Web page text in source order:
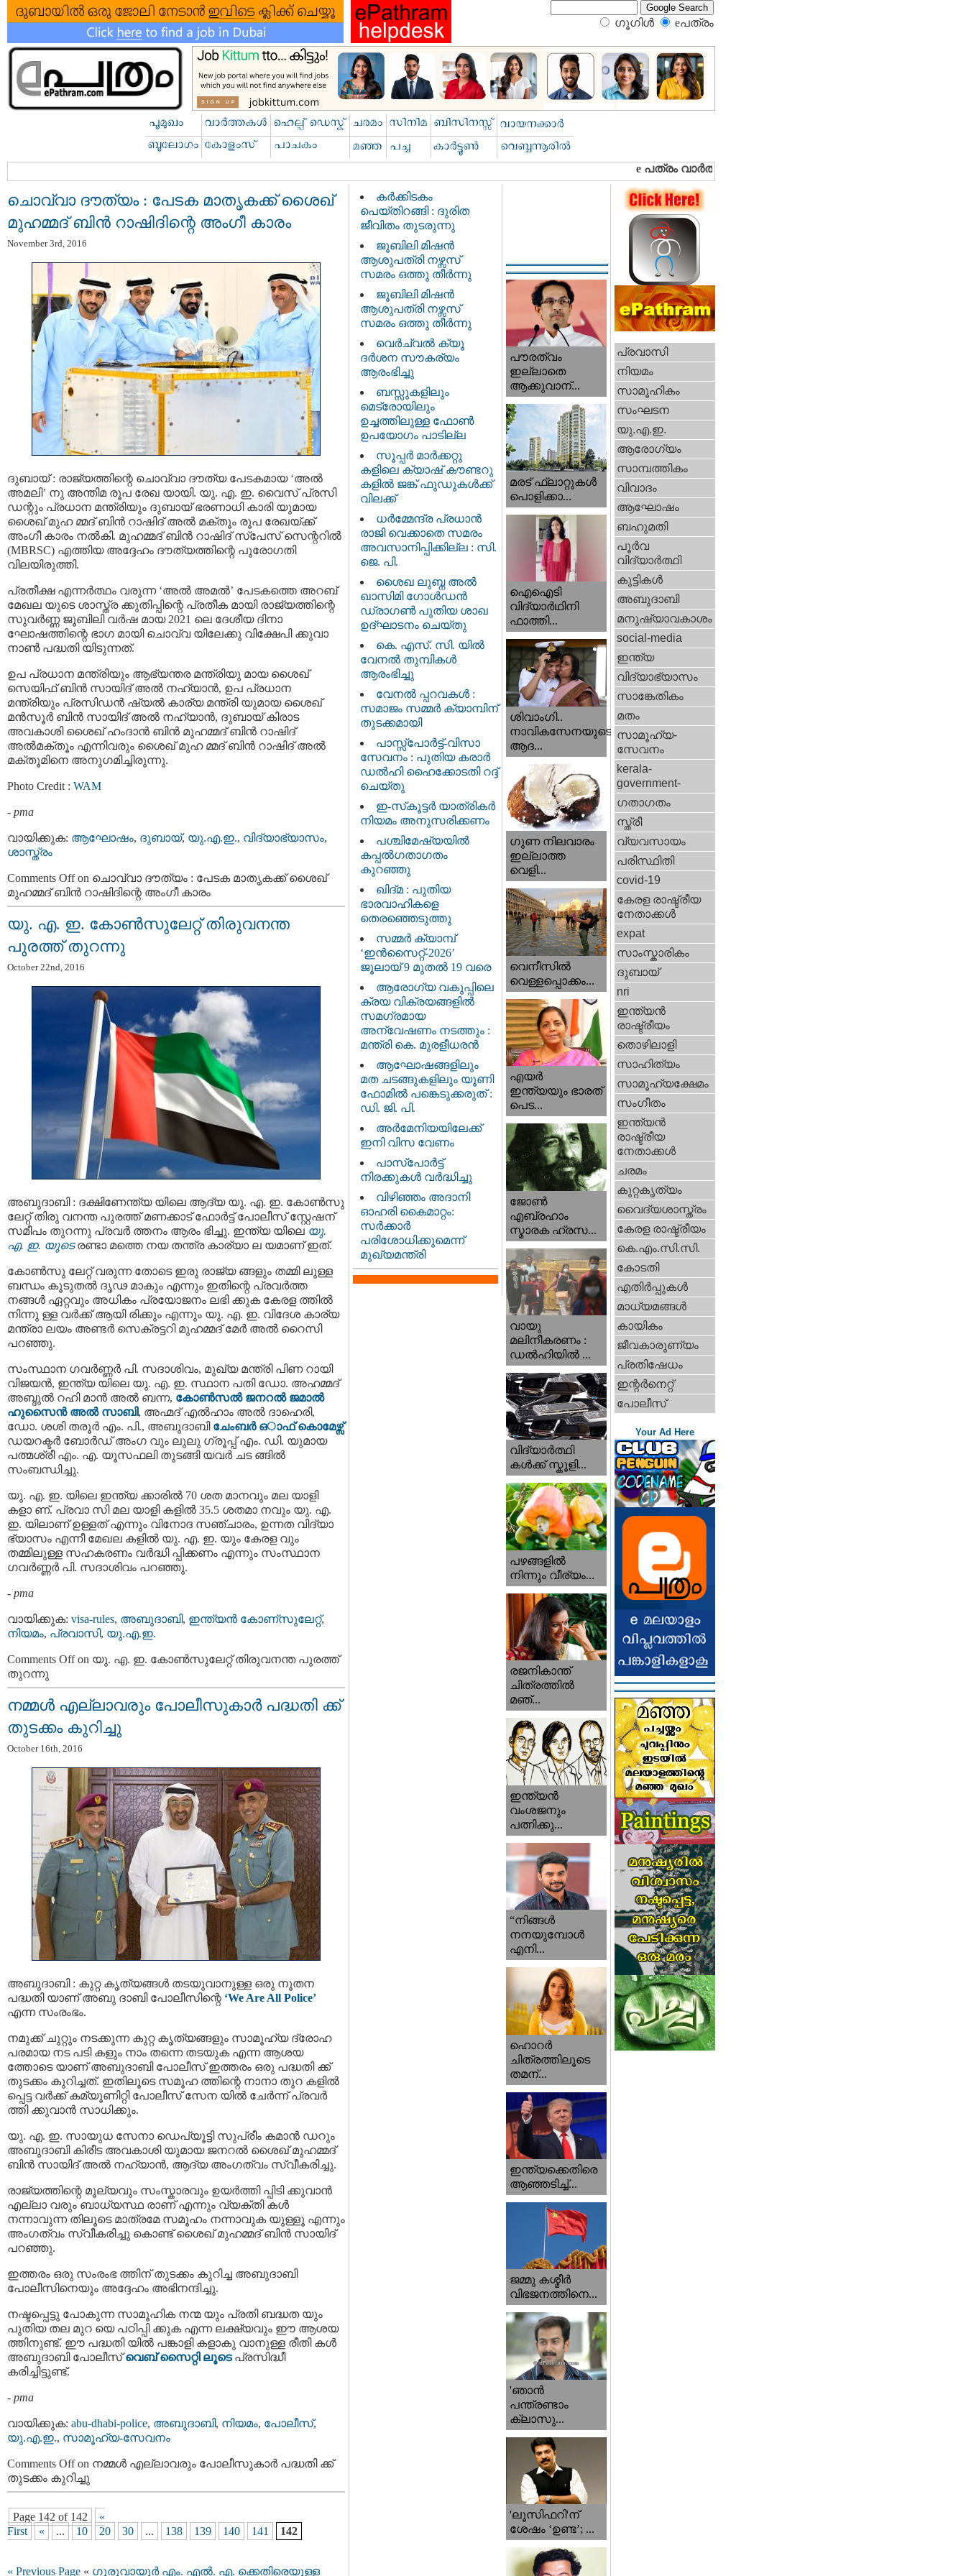
ഗൂഗിള്‍ eപത്രം‍
ചൊവ്വാ ദൗത്യം : പേടക മാതൃകക്ക് ശൈഖ്
മുഹമ്മദ് ബിന്‍ റാഷിദിന്റെ അംഗീ കാരം
November 3rd, 2016
ദുബായ് : രാജ്യത്തിന്റെ ചൊവ്വാ ദൗത്യ പേടകമായ ‘അല്‍
അമലി’ നു അന്തിമ രൂപ രേഖ യായി. യു. എ. ഇ. വൈസ് പ്രസി
ഡന്റും പ്രധാന മന്ത്രിയും ദുബായ് ഭരണാധി കാരി യുമായ
ശൈഖ് മുഹ മ്മദ് ബിന്‍ റാഷിദ് അല്‍ മക്തൂം രൂപ രേഖയ്ക്ക്
അംഗീ കാരം നല്‍കി. മുഹമ്മദ് ബിൻ റാഷിദ് സ്‌പേസ് സെന്ററിൽ
(MBRSC) എത്തിയ അദ്ദേഹം ദൗത്യത്തിന്റെ പുരോഗതി
വിലയിരുത്തി.
പ്രതീക്ഷ എന്നര്‍ത്ഥം വരുന്ന ‘അല്‍ അമല്‍’ പേടകത്തെ അറബ്
മേഖല യുടെ ശാസ്ത്ര ക്കുതിപ്പിന്റെ പ്രതീക മായി രാജ്യത്തിന്റെ
സുവര്‍ണ്ണ ജൂബിലി വര്‍ഷ മായ 2021 ലെ ദേശീയ ദിനാ
ഘോഷത്തിന്റെ ഭാഗ മായി ചൊവ്വ യിലേക്കു വിക്ഷേപി ക്കുവാ
നാണ്‍ പദ്ധതി യിടുന്നത്.
ഉപ പ്രധാന മന്ത്രിയും ആഭ്യന്തര മന്ത്രിയു മായ ശൈഖ്
സെയിഫ് ബിൻ സായിദ് അൽ നഹ്യാൻ, ഉപ പ്രധാന
മന്ത്രിയും പ്രസിഡൻ ഷ്യൽ കാര്യ മന്ത്രി യുമായ ശൈഖ്
മന്‍സൂര്‍ ബിന്‍ സായിദ് അൽ നഹ്യാൻ, ദുബായ് കിരാട
അവകാശി ശൈഖ് ഹംദാൻ ബിൻ മുഹമ്മദ് ബിൻ റാഷിദ്
അൽമക്‌തൂം എന്നിവരും ശൈഖ് മുഹ മ്മദ് ബിന്‍ റാഷിദ് അല്‍
മക്തൂമിനെ അനുഗമിച്ചിരുന്നു.
Photo Credit : WAM
- pma
വായിക്കുക: ആഘോഷം, ദുബായ്‌, യു.എ.ഇ., വിദ്യാഭ്യാസം,
ശാസ്ത്രം
Comments Offon ചൊവ്വാ ദൗത്യം : പേടക മാതൃകക്ക് ശൈഖ്
മുഹമ്മദ് ബിന്‍ റാഷിദിന്റെ അംഗീ കാരം
യു. എ. ഇ. കോണ്‍സുലേറ്റ് തിരുവനന്ത
പുരത്ത് തുറന്നു
October 22nd, 2016
അബുദാബി : ദക്ഷിണേന്ത്യ യിലെ ആദ്യ യു. എ. ഇ. കോണ്‍സു
ലേറ്റ് തിരു വനന്ത പുരത്ത് മണക്കാട് ഫോര്‍ട്ട് പോലീസ് സ്റ്റേഷന്
സമീപം തുറന്നു പ്രവര്‍ ത്തനം ആരം ഭിച്ചു. ഇന്ത്യ യിലെ യു.
എ. ഇ. യുടെ രണ്ടാ മത്തെ നയ തന്ത്ര കാര്യാ ല യമാണ് ഇത്.
കോണ്‍സു ലേറ്റ് വരുന്ന തോടെ ഇരു രാജ്യ ങ്ങളും തമ്മി ലുള്ള
ബന്ധം കൂടുതല്‍ ദൃഢ മാകും എന്നും ഇതിന്റെ പ്രവര്‍ത്ത
നങ്ങള്‍ ഏറ്റവും അധികം പ്രയോജനം ലഭി ക്കുക കേരള ത്തില്‍
നിന്നു ള്ള വര്‍ക്ക് ആയി രിക്കും എന്നും യു. എ. ഇ. വിദേശ കാര്യ
മന്ത്രാ ലയം അണ്ടര്‍ സെക്രട്ടറി മുഹമ്മദ് മേര്‍ അല്‍ റൈസി
പറഞ്ഞു.
സംസ്ഥാന ഗവർണ്ണർ പി. സദാശിവം, മുഖ്യ മന്ത്രി പിണ റായി
വിജയന്‍, ഇന്ത്യ യിലെ യു. എ. ഇ. സ്ഥാന പതി ഡോ. അഹമ്മദ്
അബ്ദുല്‍ റഹി മാന്‍ അല്‍ ബന്ന, കോണ്‍സല്‍ ജനറല്‍ ജമാല്‍
ഹുസൈന്‍ അല്‍ സാബി, അഹ്മദ് എല്‍ഹാം അല്‍ ദാഹെരി,
ഡോ. ശശി തരൂര്‍ എം. പി., അബുദാബി ചേംബര്‍ ഒാഫ് കൊമേഴ്സ്
ഡയറക്ടര്‍ ബോര്‍ഡ് അംഗ വും ലുലു ഗ്രൂപ്പ് എം. ഡി. യുമായ
പത്മശ്രീ എം. എ. യൂസഫലി തുടങ്ങി യവര്‍ ചട ങ്ങില്‍
സംബന്ധിച്ചു.
യു. എ. ഇ. യിലെ ഇന്ത്യ ക്കാരില്‍ 70 ശത മാനവും മല യാളി
കളാ ണ്. പ്രവാ സി മല യാളി കളില്‍ 35.5 ശതമാ നവും യു. എ.
ഇ. യിലാണ് ഉള്ളത് എന്നും വിനോദ സഞ്ചാരം, ഉന്നത വിദ്യാ
ഭ്യാസം എന്നീ മേഖല കളില്‍ യു. എ. ഇ. യും കേരള വും
തമ്മിലുള്ള സഹകരണം വര്‍ദ്ധി പ്പിക്കണം എന്നും സംസ്ഥാന
ഗവർണ്ണർ പി. സദാശിവം പറഞ്ഞു.
- pma
വായിക്കുക: visa-rules, അബുദാബി, ഇന്ത്യന്‍ കോണ്സുലേറ്റ്,
നിയമം, പ്രവാസി, യു.എ.ഇ.
Comments Offon യു. എ. ഇ. കോണ്‍സുലേറ്റ് തിരുവനന്ത പുരത്ത്
തുറന്നു
നമ്മൾ എല്ലാവരും പോലീസുകാർ പദ്ധതി ക്ക്
തുടക്കം കുറിച്ചു
October 16th, 2016
അബുദാബി : കുറ്റ കൃത്യങ്ങൾ തടയുവാനുള്ള ഒരു നൂതന
പദ്ധതി യാണ് അബു ദാബി പോലീസിന്റെ ‘We Are All Police’
എന്ന സംരംഭം.
നമുക്ക് ചുറ്റും നടക്കുന്ന കുറ്റ കൃത്യങ്ങളും സാമൂഹ്യ ദ്രോഹ
പരമായ നട പടി കളും നാം തന്നെ തടയുക എന്ന ആശയ
ത്തോടെ യാണ് അബുദാബി പോലീസ് ഇത്തരം ഒരു പദ്ധതി ക്ക്
തുടക്കം കുറിച്ചത്. ഇതിലൂടെ സമൂഹ ത്തിന്റെ നാനാ തുറ കളിൽ
പ്പെട്ട വർക്ക് കമ്യൂണിറ്റി പോലീസ് സേന യിൽ ചേർന്ന് പ്രവർ
ത്തി ക്കുവാൻ സാധിക്കും.
യു. എ. ഇ. സായുധ സേനാ ഡെപ്യൂട്ടി സുപ്രീം കമാന്‍ ഡറും
അബുദാബി കിരീട അവകാശി യുമായ ജനറല്‍ ശൈഖ് മുഹമ്മദ്
ബിന്‍ സായിദ് അല്‍ നഹ്യാൻ, ആദ്യ അംഗത്വം സ്വീകരിച്ചു.
രാജ്യത്തിന്റെ മൂല്യവും സംസ്കാരവും ഉയർത്തി പ്പിടി ക്കുവാൻ
എല്ലാ വരും ബാധ്യസ്ഥ രാണ് എന്നും വ്യക്തി കൾ
നന്നാവുന്ന തിലൂടെ മാത്രമേ സമൂഹം നന്നാവുക യുള്ളൂ എന്നും
അംഗത്വം സ്വീകരിച്ചു കൊണ്ട് ശൈഖ് മുഹമ്മദ് ബിൻ സായിദ്
പറഞ്ഞു.
ഇത്തരം ഒരു സംരംഭ ത്തിന് തുടക്കം കുറിച്ച അബുദാബി
പോലീസിനെയും അദ്ദേഹം അഭിനന്ദിച്ചു.
നഷ്ടപ്പെട്ടു പോകുന്ന സാമൂഹിക നന്മ യും പ്രതി ബദ്ധത യും
പുതിയ തല മുറ യെ പഠിപ്പി ക്കുക എന്ന ലക്ഷ്യവും ഈ ആശയ
ത്തിനുണ്ട്. ഈ പദ്ധതി യിൽ പങ്കാളി കളാകു വാനുള്ള രീതി കൾ
അബുദാബി പോലീസ്വെബ് സൈറ്റി ലൂടെ പ്രസിദ്ധീ
കരിച്ചിട്ടുണ്ട്.
- pma
വായിക്കുക: abu-dhabi-police, അബുദാബി, നിയമം, പോലീസ്,
യു.എ.ഇ., സാമൂഹ്യ-സേവനം
Comments Offon നമ്മൾ എല്ലാവരും പോലീസുകാർ പദ്ധതി ക്ക്
തുടക്കം കുറിച്ചു
Page 142 of 142
«
First
« ... 10 20 30 ... 138 139 140 141 142
« Previous Page « ഗുരുവായൂര്‍ എം. എല്‍. എ. ക്കെതിരെയുള്ള
കർക്കിടകം
പെയ്തിറങ്ങി : ദുരിത
ജീവിതം തുടരുന്നു
ജൂബിലി മിഷൻ
ആശുപത്രി നഴ്സസ്
സമരം ഒത്തു തീർന്നു
ജൂബിലി മിഷൻ
ആശുപത്രി നഴ്സസ്
സമരം ഒത്തു തീർന്നു
വെര്‍ച്വല്‍ ക്യൂ
ദര്‍ശന സൗകര്യം
ആരംഭിച്ചു
ബസ്സുകളിലും
മെട്രോയിലും
ഉച്ചത്തിലുള്ള ഫോൺ
ഉപയോഗം പാടില്ല
സൂപ്പർ മാർക്കറ്റു
കളിലെ ക്യാഷ് കൗണ്ടറു
കളിൽ ജങ്ക് ഫുഡുകൾക്ക്
വിലക്ക്
ധര്‍മ്മേന്ദ്ര പ്രധാൻ
രാജി വെക്കാതെ സമരം
അവസാനിപ്പിക്കില്ല : സി.
ജെ. പി.
ശൈഖ ലുബ്ന അൽ
ഖാസിമി ഗോൾഡൻ
ഡ്രാഗൺ പുതിയ ശാഖ
ഉദ്ഘാടനം ചെയ്തു
കെ. എസ്. സി. യിൽ
വേനൽ തുമ്പികൾ
ആരംഭിച്ചു
വേനൽ പ്പറവകൾ :
സമാജം സമ്മർ ക്യാമ്പിന്
തുടക്കമായി
പാസ്സ്പോർട്ട്-വിസാ
സേവനം : പുതിയ കരാർ
ഡൽഹി ഹൈക്കോടതി റദ്ദ്
ചെയ്തു
ഇ-സ്‌കൂട്ടർ യാത്രികർ
നിയമം അനുസരിക്കണം
പശ്ചിമേഷ്യയിൽ
കപ്പൽഗതാഗതം
കുറഞ്ഞു
ഖിദ്മ : പുതിയ
ഭാരവാഹികളെ
തെരഞ്ഞെടുത്തു
സമ്മർ ക്യാമ്പ്
‘ഇൻസൈറ്റ്-2026’
ജൂലായ് 9 മുതൽ 19 വരെ
ആരോഗ്യ വകുപ്പിലെ
ക്രയ വിക്രയങ്ങളിൽ
സമഗ്രമായ
അന്വേഷണം നടത്തും :
മന്ത്രി കെ. മുരളീധരൻ
ആഘോഷങ്ങളിലും
മത ചടങ്ങുകളിലും യൂണി
ഫോമിൽ പങ്കെടുക്കരുത് :
ഡി. ജി. പി.
അർമേനിയയിലേക്ക്
ഇനി വിസ വേണം
പാസ്‌പോർട്ട്
നിരക്കുകൾ വർദ്ധിച്ചു
വിഴിഞ്ഞം അദാനി
ഓഹരി കൈമാറ്റം:
സർക്കാർ
പരിശോധിക്കുമെന്ന്
മുഖ്യമന്ത്രി
പൗരത്വം
ഇല്ലാതെ
ആക്കുവാന്...
മരട് ഫ്ലാറ്റുകൾ
പൊളിക്കാ...
ഐഐടി
വിദ്യാര്‍ഥിനി
ഫാത്തി...
ശിവാംഗി..
നാവികസേനയുടെ
ആദ...
ഗുണ നിലവാരം
ഇല്ലാത്ത
വെളി...
വെനീസില്‍
വെള്ളപ്പൊക്കം...
എയര്‍
ഇന്ത്യയും ഭാരത്
പെട...
ജോണ്‍
എബ്രഹാം
സ്മാരക ഹ്രസ...
വായു
മലിനീകരണം :
ഡൽഹിയിൽ ...
വിദ്യാർത്ഥി
കൾക്ക് സ്കൂളി...
പഴങ്ങളില്‍
നിന്നും വീര്യം...
രജനികാന്ത്
ചിത്രത്തിൽ
മഞ്...
ഇന്ത്യൻ
വംശജനും
പത്നിക്കു...
“നിങ്ങള്‍
നനയുമ്പോള്‍
എനി...
ഹൊറര്‍
ചിത്രത്തിലൂടെ
തമന്...
ഇന്ത്യക്കെതിരെ
ആഞ്ഞടിച്ച്...
ജമ്മു കശ്മീ‍ർ
വിഭജനത്തിനെ...
'ഞാന്‍
പന്ത്രണ്ടാം
ക്ലാസു...
'ലൂസിഫറി'ന്
ശേഷം ‘ഉണ്ട’; ...
പ്രവാസി
നിയമം
സാമൂഹികം
സംഘടന
യു.എ.ഇ.
ആരോഗ്യം
സാമ്പത്തികം
വിവാദം
ആഘോഷം
ബഹുമതി
പൂര്‍വ
വിദ്യാര്‍ത്ഥി
കുട്ടികള്‍
അബുദാബി
മനുഷ്യാവകാശം
social-media
ഇന്ത്യ
വിദ്യാഭ്യാസം
സാങ്കേതികം
മതം
സാമൂഹ്യ-
സേവനം
kerala-
government-
ഗതാഗതം
സ്ത്രീ
വ്യവസായം
പരിസ്ഥിതി
covid-19
കേരള രാഷ്ട്രീയ
നേതാക്കള്‍
expat
സാംസ്കാരികം
ദുബായ്‌
nri
ഇന്ത്യന്‍
രാഷ്ട്രീയം
തൊഴിലാളി
സാഹിത്യം
സാമൂഹ്യക്ഷേമം
സംഗീതം
ഇന്ത്യന്‍
രാഷ്ട്രീയ
നേതാക്കള്‍
ചരമം
കുറ്റകൃത്യം
വൈദ്യശാസ്ത്രം
കേരള രാഷ്ട്രീയം
കെ.എം.സി.സി.
കോടതി
എതിര്‍പ്പുകള്‍
മാധ്യമങ്ങള്‍
കായികം
ജീവകാരുണ്യം
പ്രതിഷേധം
ഇന്റര്‍നെറ്റ്‌
പോലീസ്
Your Ad Here